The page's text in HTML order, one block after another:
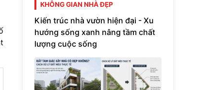
KHÔNG GIAN NHÀ ĐẸP
Kiến trúc nhà vườn hiện đại - Xu
hướng sống xanh nâng tầm chất
lượng cuộc sống